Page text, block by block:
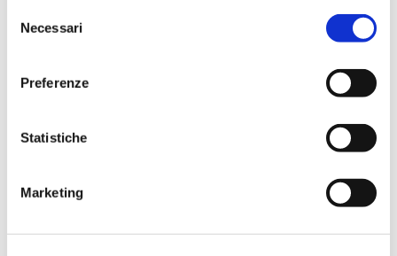
delNecessari
Preferenze
Statistiche
Marketing
fondamentale per il successo del piano